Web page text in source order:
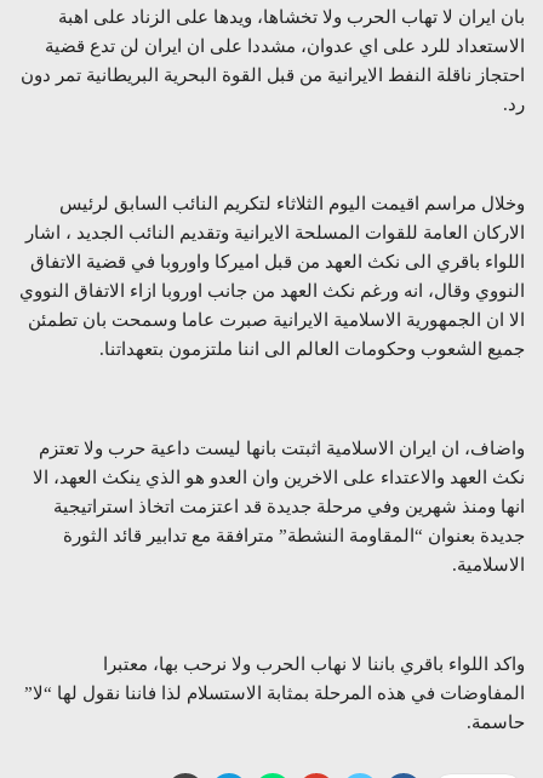
بان ايران لا تهاب الحرب ولا تخشاها، ويدها على الزناد على اهبة
الاستعداد للرد على اي عدوان، مشددا على ان ايران لن تدع قضية
احتجاز ناقلة النفط الايرانية من قبل القوة البحرية البريطانية تمر دون
رد.
وخلال مراسم اقيمت اليوم الثلاثاء لتكريم النائب السابق لرئيس
الاركان العامة للقوات المسلحة الايرانية وتقديم النائب الجديد ، اشار
اللواء باقري الى نكث العهد من قبل اميركا واوروبا في قضية الاتفاق
النووي وقال، انه ورغم نكث العهد من جانب اوروبا ازاء الاتفاق النووي
الا ان الجمهورية الاسلامية الايرانية صبرت عاما وسمحت بان تطمئن
جميع الشعوب وحكومات العالم الى اننا ملتزمون بتعهداتنا.
واضاف، ان ايران الاسلامية اثبتت بانها ليست داعية حرب ولا تعتزم
نكث العهد والاعتداء على الاخرين وان العدو هو الذي ينكث العهد، الا
انها ومنذ شهرين وفي مرحلة جديدة قد اعتزمت اتخاذ استراتيجية
جديدة بعنوان “المقاومة النشطة” مترافقة مع تدابير قائد الثورة
الاسلامية.
واكد اللواء باقري باننا لا نهاب الحرب ولا نرحب بها، معتبرا
المفاوضات في هذه المرحلة بمثابة الاستسلام لذا فاننا نقول لها “لا”
حاسمة.